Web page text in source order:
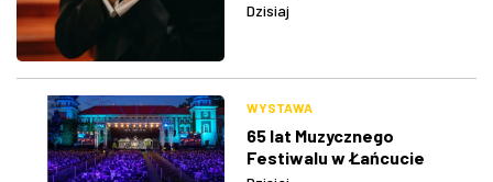
Dzisiaj
WYSTAWA
65 lat Muzycznego
Festiwalu w Łańcucie